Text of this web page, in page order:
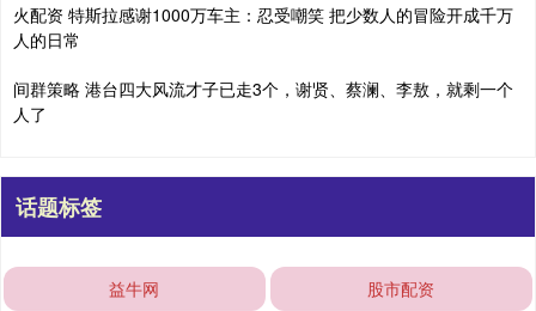
火配资 特斯拉感谢1000万车主：忍受嘲笑 把少数人的冒险开成千万
人的日常
间群策略 港台四大风流才子已走3个，谢贤、蔡澜、李敖，就剩一个
人了
话题标签
益牛网 股市配资